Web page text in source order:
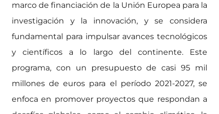
marco de financiación de la Unión Europea para la
investigación y la innovación, y se considera
fundamental para impulsar avances tecnológicos
y científicos a lo largo del continente. Este
programa, con un presupuesto de casi 95 mil
millones de euros para el período 2021-2027, se
enfoca en promover proyectos que respondan a